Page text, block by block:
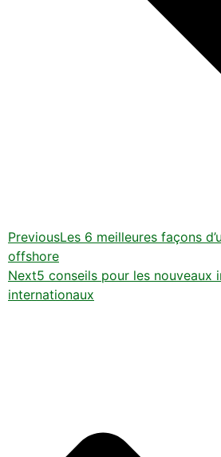
PreviousLes 6 meilleures façons
offshore
Next5 conseils pour les nouveaux
internationaux